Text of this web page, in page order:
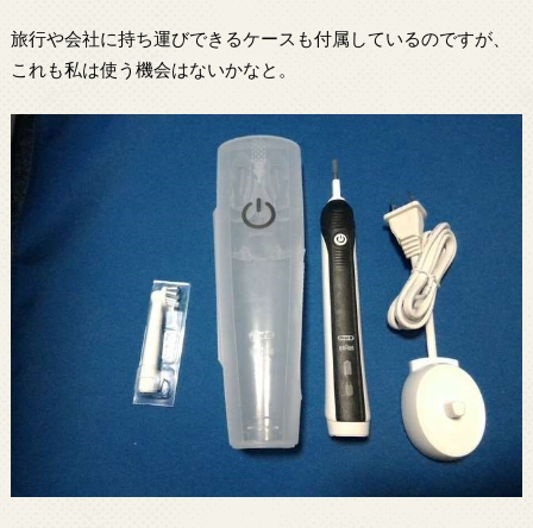
旅行や会社に持ち運びできるケースも付属しているのですが、
これも私は使う機会はないかなと。